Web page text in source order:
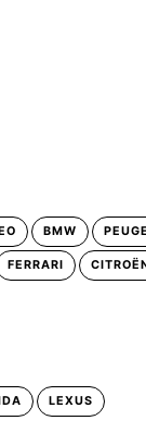
BMW
FERRARI
LEXUS